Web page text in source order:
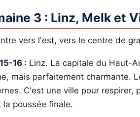
3 : Linz, Melk et
vers l'est, vers le centre de
16 : Linz. La capitale du Haut-
mais parfaitement charmante.
C'est une ville pour respirer,
la poussée finale.